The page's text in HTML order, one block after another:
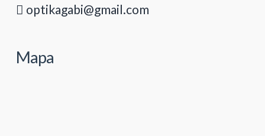
optikagabi@gmail.com
Mapa